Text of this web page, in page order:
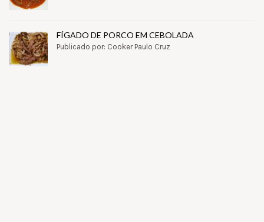
FÍGADO DE PORCO EM CEBOLADA
Publicado por: Cooker Paulo Cruz